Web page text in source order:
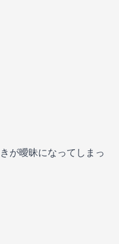
が曖昧になってしまっ